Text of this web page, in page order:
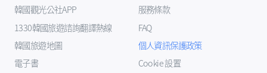
韓國觀光公社APP
1330韓國旅遊諮詢翻譯熱線
韓國旅遊地圖
電子書
服務條款
FAQ
個人資訊保護政策
Cookie 設置